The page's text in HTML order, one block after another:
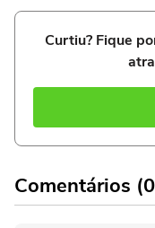
Curtiu? Fique
Comentários